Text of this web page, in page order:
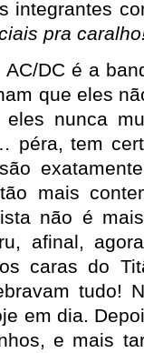
integrantes
pra
DC é a
que eles
nunca
péra, tem
mais
não é
afinal,
caras do
tudo!
em dia.
e mais